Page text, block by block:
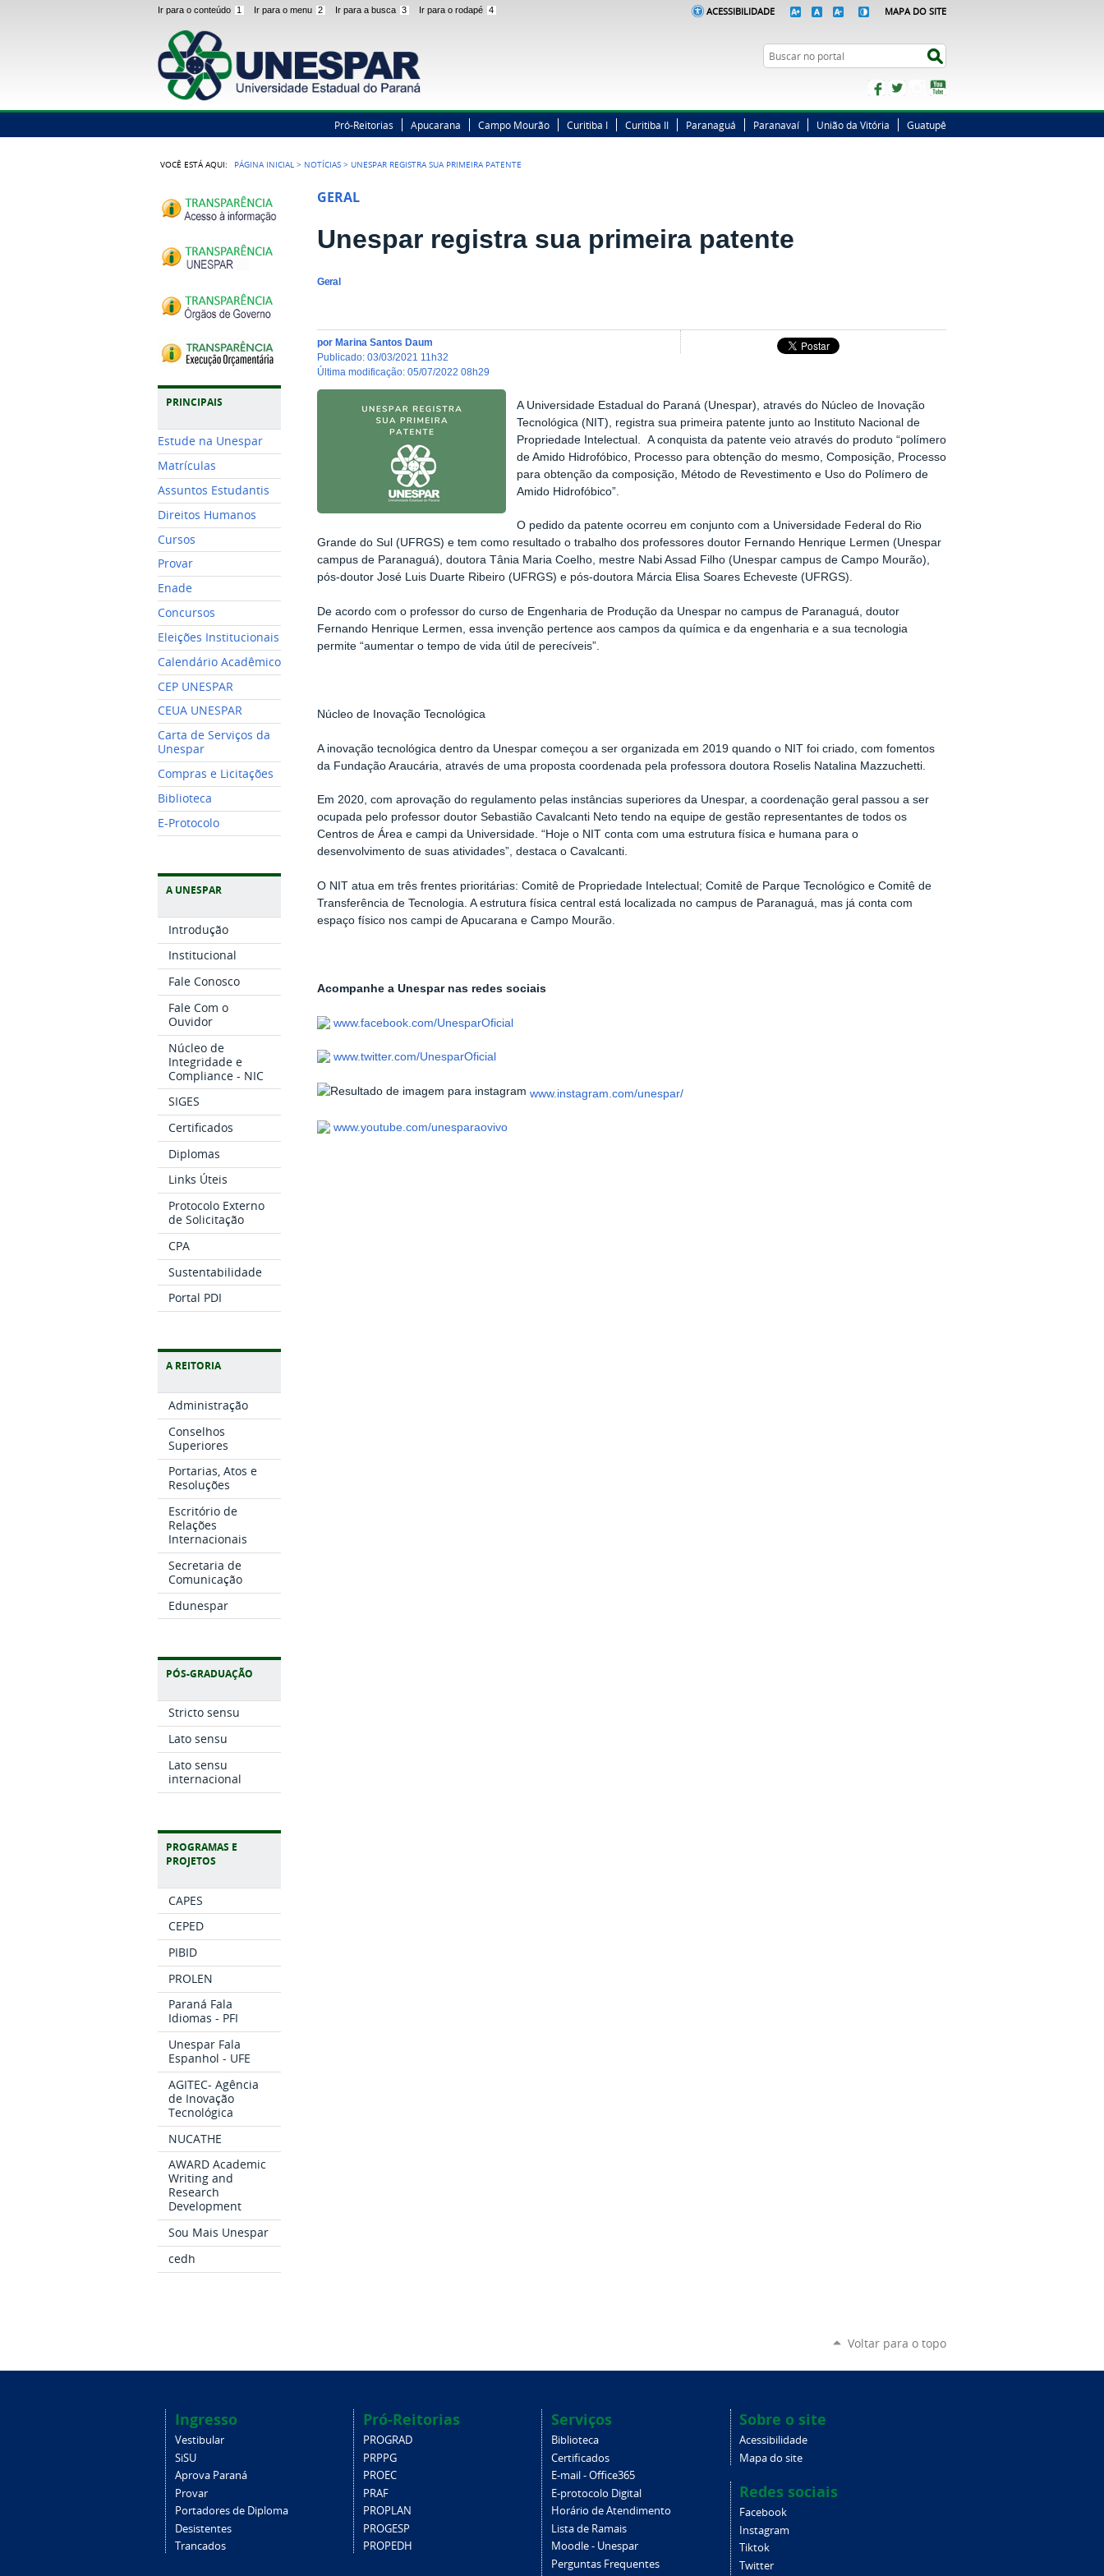
Ir para o conteúdo 1 Ir para o menu 2 Ir para a busca 3 Ir para o rodapé 4 ACESSIBILIDADE MAPA DO SITE
Busca
FacebookTwitterInstagram
Pró-Reitorias Apucarana Campo Mourão Curitiba I Curitiba II Paranaguá Paranavaí União da Vitória Guatupê
VOCÊ ESTÁ AQUI: PÁGINA INICIAL > NOTÍCIAS > UNESPAR REGISTRA SUA PRIMEIRA PATENTE
PRINCIPAIS
Estude na Unespar
Matrículas
Assuntos Estudantis
Direitos Humanos
Cursos
Provar
Enade
Concursos
Eleições Institucionais
Calendário Acadêmico
CEP UNESPAR
CEUA UNESPAR
Carta de Serviços da
Unespar
Compras e Licitações
Biblioteca
E-Protocolo
A UNESPAR
Introdução
Institucional
Fale Conosco
Fale Com o
Ouvidor
Núcleo de
Integridade e
Compliance - NIC
SIGES
Certificados
Diplomas
Links Úteis
Protocolo Externo
de Solicitação
CPA
Sustentabilidade
Portal PDI
A REITORIA
Administração
Conselhos
Superiores
Portarias, Atos e
Resoluções
Escritório de
Relações
Internacionais
Secretaria de
Comunicação
Edunespar
PÓS-GRADUAÇÃO
Stricto sensu
Lato sensu
Lato sensu
internacional
PROGRAMAS E
PROJETOS
CAPES
CEPED
PIBID
PROLEN
Paraná Fala
Idiomas - PFI
Unespar Fala
Espanhol - UFE
AGITEC- Agência
de Inovação
Tecnológica
NUCATHE
AWARD Academic
Writing and
Research
Development
Sou Mais Unespar
cedh
GERAL
Unespar registra sua primeira patente
Geral
por Marina Santos Daum
publicado:03/03/2021 11h32
última modificação:05/07/2022 08h29
A Universidade Estadual do Paraná (Unespar), através do Núcleo de Inovação
Tecnológica (NIT), registra sua primeira patente junto ao Instituto Nacional de
Propriedade Intelectual. A conquista da patente veio através do produto “polímero
de Amido Hidrofóbico, Processo para obtenção do mesmo, Composição, Processo
para obtenção da composição, Método de Revestimento e Uso do Polímero de
Amido Hidrofóbico”.
O pedido da patente ocorreu em conjunto com a Universidade Federal do Rio
Grande do Sul (UFRGS) e tem como resultado o trabalho dos professores doutor Fernando Henrique Lermen (Unespar
campus de Paranaguá), doutora Tânia Maria Coelho, mestre Nabi Assad Filho (Unespar campus de Campo Mourão),
pós-doutor José Luis Duarte Ribeiro (UFRGS) e pós-doutora Márcia Elisa Soares Echeveste (UFRGS).
De acordo com o professor do curso de Engenharia de Produção da Unespar no campus de Paranaguá, doutor
Fernando Henrique Lermen, essa invenção pertence aos campos da química e da engenharia e a sua tecnologia
permite “aumentar o tempo de vida útil de perecíveis”.
Núcleo de Inovação Tecnológica
A inovação tecnológica dentro da Unespar começou a ser organizada em 2019 quando o NIT foi criado, com fomentos
da Fundação Araucária, através de uma proposta coordenada pela professora doutora Roselis Natalina Mazzuchetti.
Em 2020, com aprovação do regulamento pelas instâncias superiores da Unespar, a coordenação geral passou a ser
ocupada pelo professor doutor Sebastião Cavalcanti Neto tendo na equipe de gestão representantes de todos os
Centros de Área e campi da Universidade. “Hoje o NIT conta com uma estrutura física e humana para o
desenvolvimento de suas atividades”, destaca o Cavalcanti.
O NIT atua em três frentes prioritárias: Comitê de Propriedade Intelectual; Comitê de Parque Tecnológico e Comitê de
Transferência de Tecnologia. A estrutura física central está localizada no campus de Paranaguá, mas já conta com
espaço físico nos campi de Apucarana e Campo Mourão.
Acompanhe a Unespar nas redes sociais
www.facebook.com/UnesparOficial
www.twitter.com/UnesparOficial
www.instagram.com/unespar/
www.youtube.com/unesparaovivo
Voltar para o topo
Ingresso
Vestibular
SiSU
Aprova Paraná
Provar
Portadores de Diploma
Desistentes
Trancados
Pró-Reitorias
PROGRAD
PRPPG
PROEC
PRAF
PROPLAN
PROGESP
PROPEDH
Serviços
Biblioteca
Certificados
E-mail - Office365
E-protocolo Digital
Horário de Atendimento
Lista de Ramais
Moodle - Unespar
Perguntas Frequentes
Sobre o site
Acessibilidade
Mapa do site
Redes sociais
Facebook
Instagram
Tiktok
Twitter